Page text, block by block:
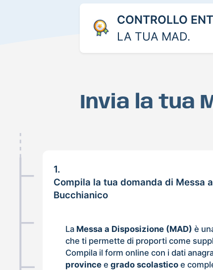
CONTROLLO
LA TUA MAD.
Invia la tua
1.
Compila la tua domanda di Messa
Bucchianico
La Messa a Disposizione (MAD) è
che ti permette di proporti come
Compila il form online con i dati
province egrado scolastico e